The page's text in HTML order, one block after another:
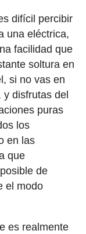
difícil percibir
una eléctrica,
facilidad que
soltura en
si no vas en
disfrutas del
puras
los
en las
que
de
el modo
es realmente